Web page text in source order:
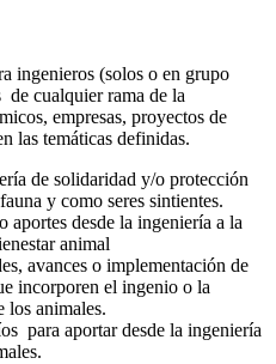
ingenieros (solos o en grupo
cualquier rama de la
empresas, proyectos de
las temáticas definidas.
de solidaridad y/o protección
y como seres sintientes.
aportes desde la ingeniería a la
animal
avances o implementación de
incorporen el ingenio o la
los animales.
para aportar desde la ingeniería